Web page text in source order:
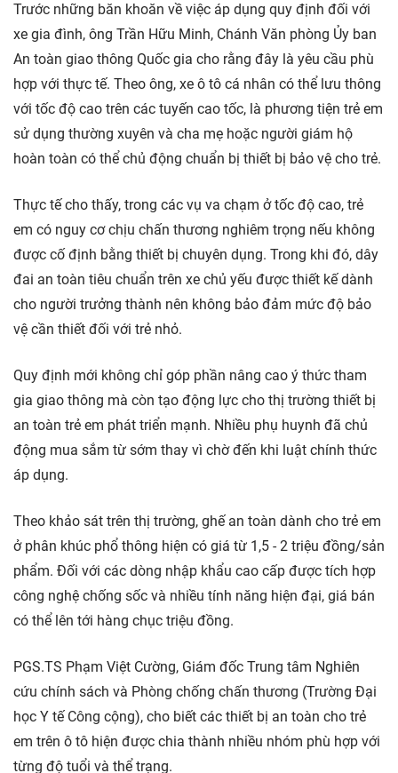
Trước những băn khoăn về việc áp dụng quy định đối với
xe gia đình, ông Trần Hữu Minh, Chánh Văn phòng Ủy ban
An toàn giao thông Quốc gia cho rằng đây là yêu cầu phù
hợp với thực tế. Theo ông, xe ô tô cá nhân có thể lưu thông
với tốc độ cao trên các tuyến cao tốc, là phương tiện trẻ em
sử dụng thường xuyên và cha mẹ hoặc người giám hộ
hoàn toàn có thể chủ động chuẩn bị thiết bị bảo vệ cho trẻ.
Thực tế cho thấy, trong các vụ va chạm ở tốc độ cao, trẻ
em có nguy cơ chịu chấn thương nghiêm trọng nếu không
được cố định bằng thiết bị chuyên dụng. Trong khi đó, dây
đai an toàn tiêu chuẩn trên xe chủ yếu được thiết kế dành
cho người trưởng thành nên không bảo đảm mức độ bảo
vệ cần thiết đối với trẻ nhỏ.
Quy định mới không chỉ góp phần nâng cao ý thức tham
gia giao thông mà còn tạo động lực cho thị trường thiết bị
an toàn trẻ em phát triển mạnh. Nhiều phụ huynh đã chủ
động mua sắm từ sớm thay vì chờ đến khi luật chính thức
áp dụng.
Theo khảo sát trên thị trường, ghế an toàn dành cho trẻ em
ở phân khúc phổ thông hiện có giá từ 1,5 - 2 triệu đồng/sản
phẩm. Đối với các dòng nhập khẩu cao cấp được tích hợp
công nghệ chống sốc và nhiều tính năng hiện đại, giá bán
có thể lên tới hàng chục triệu đồng.
PGS.TS Phạm Việt Cường, Giám đốc Trung tâm Nghiên
cứu chính sách và Phòng chống chấn thương (Trường Đại
học Y tế Công cộng), cho biết các thiết bị an toàn cho trẻ
em trên ô tô hiện được chia thành nhiều nhóm phù hợp với
từng độ tuổi và thể trạng.